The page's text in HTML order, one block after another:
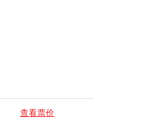
查看票价